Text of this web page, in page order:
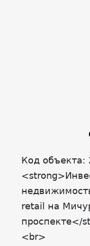
Код объекта:
retail на
проспекте</
<br>